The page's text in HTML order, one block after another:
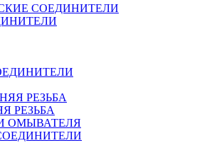
СОЕДИНИТЕЛИ
РЕЗЬБА
РЕЗЬБА
ОМЫВАТЕЛЯ